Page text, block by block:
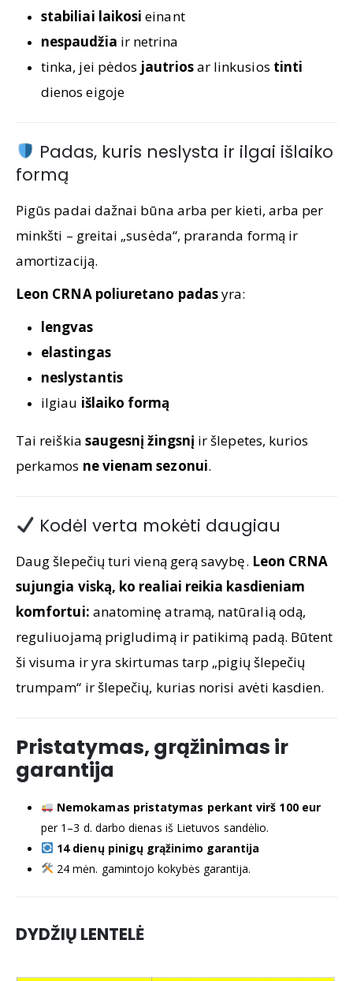
stabiliai laikosi einant
nespaudžia ir netrina
tinka, jei pėdos jautriosar linkusios tinti
dienos eigoje
Padas, kuris neslysta ir ilgai išlaiko
formą
Pigūs padai dažnai būna arba per kieti, arba per
minkšti – greitai „susėda“, praranda formą ir
amortizaciją.
Leon CRNA poliuretano padasyra:
lengvas
elastingas
neslystantis
ilgiau išlaiko formą
Tai reiškia saugesnį žingsnį ir šlepetes, kurios
perkamos ne vienam sezonui.
Kodėl verta mokėti daugiau
Daug šlepečių turi vieną gerą savybę. Leon CRNA
sujungia viską, ko realiai reikia kasdieniam
komfortui: anatominę atramą, natūralią odą,
reguliuojamą prigludimą ir patikimą padą. Būtent
ši visuma ir yra skirtumas tarp „pigių šlepečių
trumpam“ ir šlepečių, kurias norisi avėti kasdien.
Pristatymas, grąžinimas ir
garantija
Nemokamas pristatymas perkant virš 100 eur
per 1–3 d. darbo dienas iš Lietuvos sandėlio.
14 dienų pinigų grąžinimo garantija
24 mėn. gamintojo kokybės garantija.
DYDŽIŲ LENTELĖ